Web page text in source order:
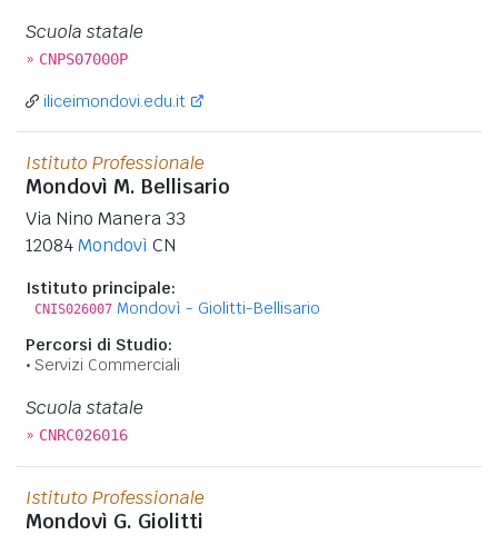
Scuola statale
» CNPS07000P
iliceimondovi.edu.it
Istituto Professionale
Mondovì M. Bellisario
Via Nino Manera 33
12084Mondovì CN
Istituto principale:
CNIS026007 Mondovì - Giolitti-Bellisario
Percorsi di Studio:
Servizi Commerciali
Scuola statale
» CNRC026016
Istituto Professionale
Mondovì G. Giolitti